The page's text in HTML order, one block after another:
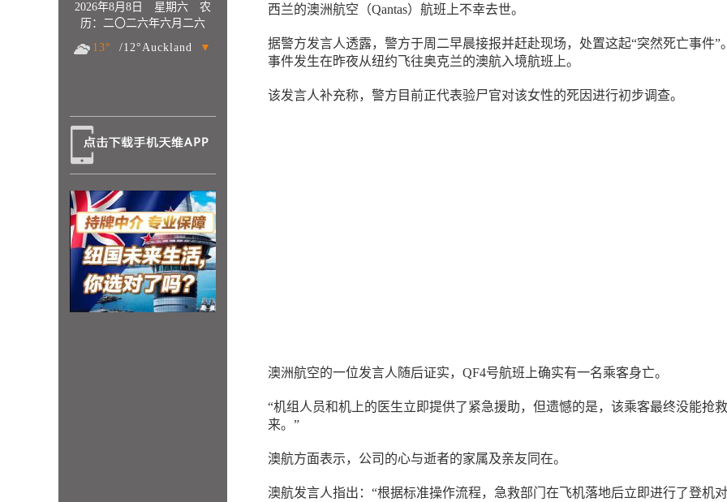
2026年8月8日 星期六 农
历：二〇二六年六月二六
13°
/12°Auckland ▼
西兰的澳洲航空（Qantas）航班上不幸去世。
据警方发言人透露，警方于周二早晨接报并赶赴现场，处置这起“突然死亡事件”
事件发生在昨夜从纽约飞往奥克兰的澳航入境航班上。
该发言人补充称，警方目前正代表验尸官对该女性的死因进行初步调查。
澳洲航空的一位发言人随后证实，QF4号航班上确实有一名乘客身亡。
“机组人员和机上的医生立即提供了紧急援助，但遗憾的是，该乘客最终没能抢
来。”
澳航方面表示，公司的心与逝者的家属及亲友同在。
澳航发言人指出：“根据标准操作流程，急救部门在飞机落地后立即进行了登机对